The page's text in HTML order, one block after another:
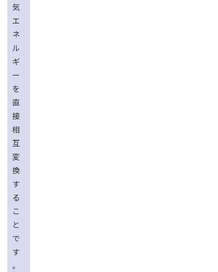
気
エ
ネ
ル
ギ
ー
を
直
接
相
互
変
換
す
る
こ
と
で
す
。